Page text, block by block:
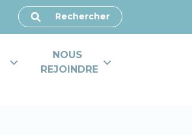
Rechercher
NOUS
REJOINDRE